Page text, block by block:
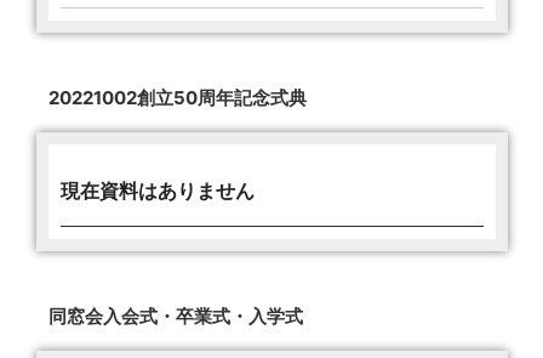
20221002創立50周年記念式典
現在資料はありません
同窓会入会式・卒業式・入学式